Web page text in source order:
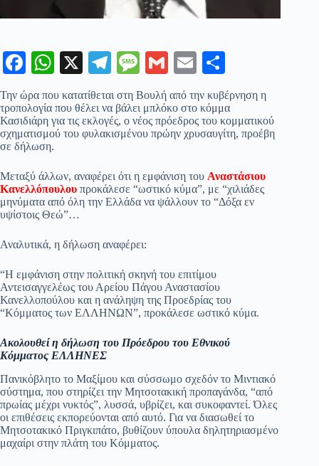
Fa
bo
ok
W
ts
A
X
Te
le
gr
a
M
es
sa
ge
G
m
ail
E
ail
οι
ρ
α
εί
τε
Την ώρα που κατατίθεται στη Βουλή από την κυβέρνηση η
τροπολογία που θέλει να βάλει μπλόκο στο κόμμα
Κασιδιάρη για τις εκλογές, ο νέος πρόεδρος του κομματικού
σχηματισμού του φυλακισμένου πρώην χρυσαυγίτη, προέβη
σε δήλωση.
Μεταξύ άλλων, αναφέρει ότι η εμφάνιση του Αναστάσιου
Κανελλόπουλου προκάλεσε “ωστικό κύμα”, με “χιλιάδες
μηνύματα από όλη την Ελλάδα να ψάλλουν το “Δόξα εν
υψίστοις Θεώ”…
Αναλυτικά, η δήλωση αναφέρει:
“Η εμφάνιση στην πολιτική σκηνή του επιτίμου
Αντεισαγγελέως του Αρείου Πάγου Αναστασίου
Κανελλοπούλου και η ανάληψη της Προεδρίας του
“Κόμματος των ΕΛΛΗΝΩΝ”, προκάλεσε ωστικό κύμα.
Ακολουθεί η δήλωση του Πρόεδρου του Εθνικού
Κόμματος ΕΛΛΗΝΕΣ
Πανικόβλητο το Μαξίμου και σύσσωμο σχεδόν το Μιντιακό
σύστημα, που στηρίζει την Μητσοτακική προπαγάνδα, “από
πρωίας μέχρι νυκτός”, λυσσά, υβρίζει, και συκοφαντεί. Όλες
οι επιθέσεις εκπορεύονται από αυτό. Για να διασωθεί το
Μητσοτακικό Πριγκιπάτο, βυθίζουν ύπουλα δηλητηριασμένο
μαχαίρι στην πλάτη του Κόμματος.